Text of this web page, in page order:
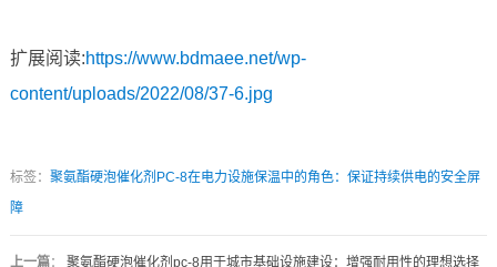
扩展阅读:https://www.bdmaee.net/wp-
content/uploads/2022/08/37-6.jpg
标签： 聚氨酯硬泡催化剂PC-8在电力设施保温中的角色：保证持续供电的安全屏
障
上一篇： 聚氨酯硬泡催化剂pc-8用于城市基础设施建设：增强耐用性的理想选择